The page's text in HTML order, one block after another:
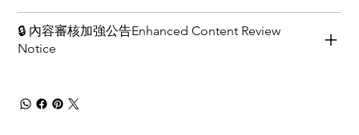
🔒 內容審核加強公告Enhanced Content Review
Notice